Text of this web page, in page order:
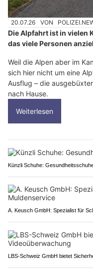
20.07.26 VON
Die Alpfahrt ist in vielen
das viele Personen
Weil die Alpen aber im
sich hier nicht um eine
Ausflug – die
nach Hause.
Weiterlesen
Künzli Schuhe:
A. Keusch GmbH: Spezialist für
LBS-Schweiz GmbH bietet